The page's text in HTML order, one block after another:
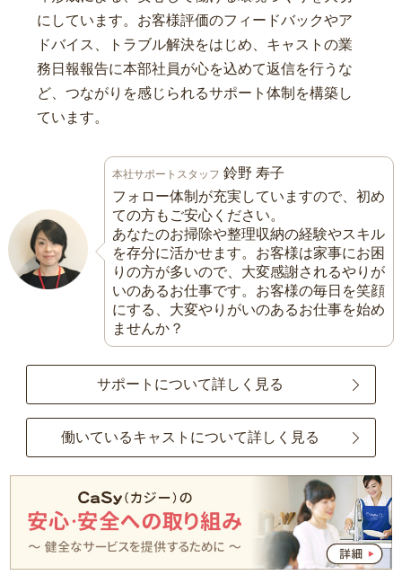
にしています。お客様評価のフィードバックやア
ドバイス、トラブル解決をはじめ、キャストの業
務日報報告に本部社員が心を込めて返信を行うな
ど、つながりを感じられるサポート体制を構築し
ています。
本社サポートスタッフ 鈴野 寿子
フォロー体制が充実していますので、初め
ての方もご安心ください。
あなたのお掃除や整理収納の経験やスキル
を存分に活かせます。お客様は家事にお困
りの方が多いので、大変感謝されるやりが
いのあるお仕事です。お客様の毎日を笑顔
にする、大変やりがいのあるお仕事を始め
ませんか？
サポートについて詳しく見る
働いているキャストについて詳しく見る